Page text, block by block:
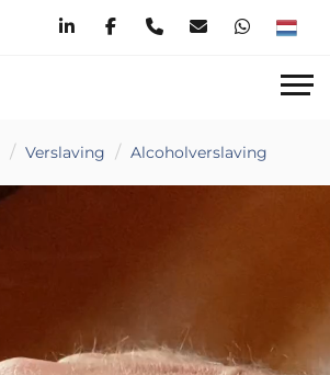
Verslaving Alcoholverslaving